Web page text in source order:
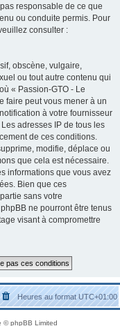
responsable de ce que
ou conduite permis. Pour
consulter :
obscène, vulgaire,
ou tout autre contenu qui
« Passion-GTO - Le
faire peut vous mener à un
à votre fournisseur
adresses IP de tous les
de ces conditions.
modifie, déplace ou
que cela est nécessaire.
informations que vous avez
Bien que ces
sans votre
ne pourront être tenus
visant à compromettre
Heures au formatUTC+01:00
© phpBB Limited